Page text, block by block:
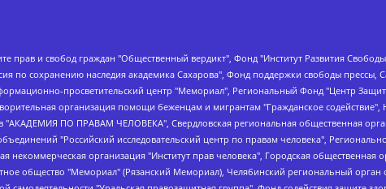
с ограниченной ответственностью "Ромашки монолит", Важенков Артем Валерьевич, Ивановская областная общественная организация "Центр гендерных исследований", Гурман Юрий Альбертович, Медиапроект "ОВД-Инфо", Егоров Владимир Владимирович, Жилинский Владимир Александрович, Общество с ограниченной ответственностью "ЗП", Иванова София Юрьевна, Карезина Инна Павловна, Кильтау Екатерина Викторовна, Петров Алексей Викторович, Пискунов Сергей Евгеньевич, Смирнов Сергей Сергеевич, Тихонов Михаил Сергеевич, Общество с ограниченной ответственностью "ЖУРНАЛИСТ-ИНОСТРАННЫЙ АГЕНТ", Арапова Галина Юрьевна, Вольтская Татьяна Анатольевна, Американская компания "Mason G.E.S. Anonymous Foundation" (США), являющаяся владельцем интернет-издания https://mnews.world/, Компания "Stichting Bellingcat", зарегистрированная в Нидерландах (дата регистрации 11.07.2018), Захаров Андрей Вячеславович, Клепиковская Екатерина Дмитриевна, Общество с ограниченной ответственностью "МЕМО", Перл Роман Александрович, Симонов Евгений Алексеевич, Соловьева Елена Анатольевна, Сотников Даниил Владимирович, Сурначева Елизавета Дмитриевна, Автономная некоммерческая организация по защите прав человека и информированию населения "Якутия – Наше Мнение", Общество с ограниченной ответственностью "Москоу диджитал медиа", с 26.01.2023 Общество с ограниченной ответственностью "Чайка Белые сады", Ветошкина Валерия Валерьевна, Заговора Максим Александрович, Межрегиональное общественное движение "Российская ЛГБТ - сеть", Оленичев Максим Владимирович, Павлов Иван Юрьевич, Скворцова Елена Сергеевна, Общество с ограниченной ответственностью "Как бы инагент", Кочетков Игорь Викторович, Общество с ограниченной ответственностью "Честные выборы", Еланчик Олег Александрович, Общество с ограниченной ответственностью "Нобелевский призыв", Гималова Регина Эмилевна, Григорьев Андрей Валерьевич, Григорьева Алина Александровна, Ассоциация по содействию защите прав призывников, альтернативнослужащих и военнослужащих "Правозащитная группа "Гражданин.Армия.Право", Хисамова Регина Фаритовна, Автономная некоммерческая организация по реализации социально-правовых программ "Лилит", Дальневосточное общественное движение "Маяк", Санкт-Петербургская ЛГБТ-инициативная группа "Выход", Инициативная группа ЛГБТ+ "Реверс", Алексеев Андрей Викторович, Бекбулатова Таисия Львовна, Беляев Иван Михайлович, Владыкина Елена Сергеевна, Гельман Марат Александрович, Никульшина Вероника Юрьевна, Толоконникова Надежда Андреевна, Шендерович Виктор Анатольевич, Общество с ограниченной ответственностью "Данное сообщение", Общество с ограниченной ответственностью Издательский дом "Новая глава", Айнбиндер Александра Александровна, Московский комьюнити-центр для ЛГБТ+инициатив, Благотворительный фонд развития филантропии, Deutsche Welle (Германия, Kurt-Schumacher-Strasse 3, 53113 Bonn), Борзунова Мария Михайловна, Воробьев Виктор Викторович, Голубева Анна Львовна, Константинова Алла Михайловна, Малкова Ирина Владимировна, Мурадов Мурад Абдулгалимович, Осетинская Елизавета Николаевна, Понасенков Евгений Николаевич, Ганапольский Матвей Юрьевич, Киселев Евгений Алексеевич, Борухович Ирина Григорьевна, Дремин Иван Тимофеевич, Дубровский Дмитрий Викторович, Красноярская региональная общественная организация поддержки и развития альтернативных образовательных технологий и межкультурных коммуникаций "ИНТЕРРА", Маяковская Екатерина Алексеевна, Фейгин Марк Захарович, Филимонов Андрей Викторович, Дзугкоева Регина Николаевна, Доброхотов Роман Александрович, Дудь Юрий Александрович, Елкин Сергей Владимирович, Кругликов Кирилл Игоревич, Сабунаева